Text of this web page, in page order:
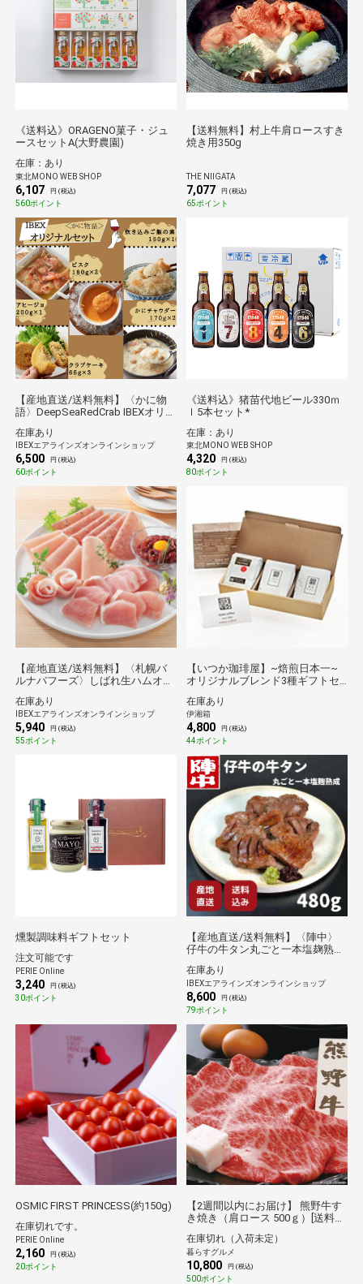
《送料込》ORAGENO菓子・ジュ
ースセットA(大野農園)
在庫：あり
東北MONO WEB SHOP
6,107 円 (税込)
560ポイント
【送料無料】村上牛肩ロースすき
焼き用350g
THE NIIGATA
7,077 円 (税込)
65ポイント
【産地直送/送料無料】〈かに物
語〉DeepSeaRedCrab IBEXオリジ
在庫あり
IBEXエアラインズオンラインショップ
6,500 円 (税込)
60ポイント
《送料込》猪苗代地ビール330ｍ
ｌ5本セット*
在庫：あり
東北MONO WEB SHOP
4,320 円 (税込)
80ポイント
【産地直送/送料無料】〈札幌バ
ルナバフーズ〉しばれ生ハムオー
在庫あり
IBEXエアラインズオンラインショップ
5,940 円 (税込)
55ポイント
【いつか珈琲屋】~焙煎日本一~
オリジナルブレンド3種ギフトセ
在庫あり
伊湘箱
4,800 円 (税込)
44ポイント
燻製調味料ギフトセット
注文可能です
PERIE Online
3,240 円 (税込)
30ポイント
【産地直送/送料無料】〈陣中〉
仔牛の牛タン丸ごと一本塩麹熟成
在庫あり
IBEXエアラインズオンラインショップ
8,600 円 (税込)
79ポイント
OSMIC FIRST PRINCESS(約150g)
在庫切れです。
PERIE Online
2,160 円 (税込)
20ポイント
【2週間以内にお届け】 熊野牛す
き焼き（肩ロース 500ｇ）[送料無
フト 倉庫C
在庫切れ（入荷未定）
暮らすグルメ
10,800 円 (税込)
500ポイント